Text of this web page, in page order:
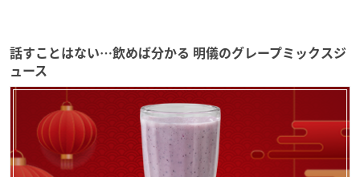
話すことはない…飲めば分かる 明儀のグレープミックスジ
ュース